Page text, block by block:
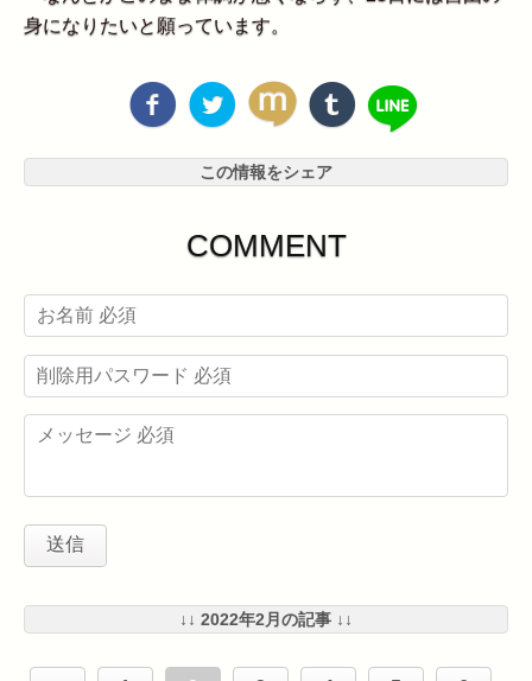
身になりたいと願っています。
この情報をシェア
COMMENT
↓↓ 2022年2月の記事 ↓↓